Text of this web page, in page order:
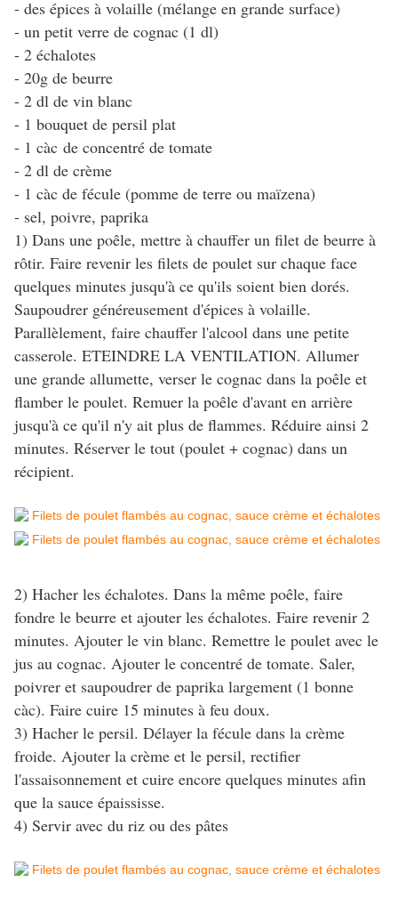
- des épices à volaille (mélange en grande surface)
- un petit verre de cognac (1 dl)
- 2 échalotes
- 20g de beurre
- 2 dl de vin blanc
- 1 bouquet de persil plat
- 1 càc de concentré de tomate
- 2 dl de crème
- 1 càc de fécule (pomme de terre ou maïzena)
- sel, poivre, paprika
1) Dans une poêle, mettre à chauffer un filet de beurre à
rôtir. Faire revenir les filets de poulet sur chaque face
quelques minutes jusqu'à ce qu'ils soient bien dorés.
Saupoudrer généreusement d'épices à volaille.
Parallèlement, faire chauffer l'alcool dans une petite
casserole. ETEINDRE LA VENTILATION. Allumer
une grande allumette, verser le cognac dans la poêle et
flamber le poulet. Remuer la poêle d'avant en arrière
jusqu'à ce qu'il n'y ait plus de flammes. Réduire ainsi 2
minutes. Réserver le tout (poulet + cognac) dans un
récipient.
2) Hacher les échalotes. Dans la même poêle, faire
fondre le beurre et ajouter les échalotes. Faire revenir 2
minutes. Ajouter le vin blanc. Remettre le poulet avec le
jus au cognac. Ajouter le concentré de tomate. Saler,
poivrer et saupoudrer de paprika largement (1 bonne
càc). Faire cuire 15 minutes à feu doux.
3) Hacher le persil. Délayer la fécule dans la crème
froide. Ajouter la crème et le persil, rectifier
l'assaisonnement et cuire encore quelques minutes afin
que la sauce épaississe.
4) Servir avec du riz ou des pâtes